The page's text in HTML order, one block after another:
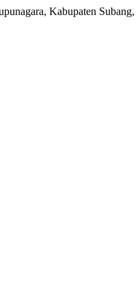
Kabupaten Subang,